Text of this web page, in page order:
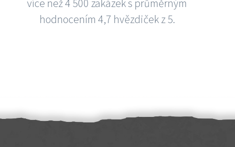
více než 4 500 zakázek s průměrným
hodnocením 4,7 hvězdiček z 5.